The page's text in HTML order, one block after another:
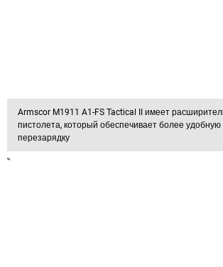
Armscor M1911 A1-FS Tactical II имеет
пистолета, который обеспечивает более
перезарядку